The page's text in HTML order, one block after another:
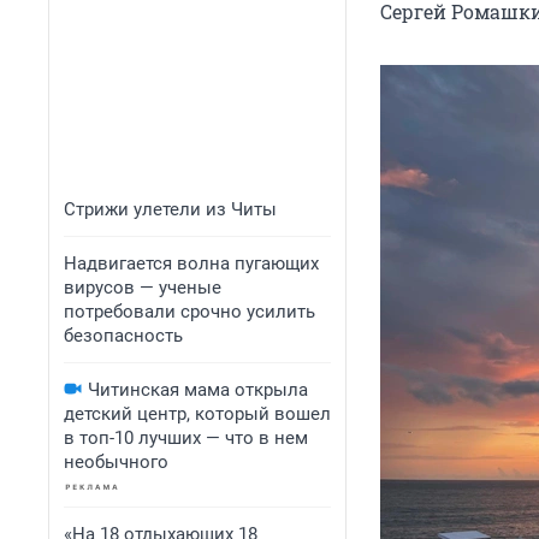
Стрижи улетели из Читы
Надвигается волна пугающих
вирусов — ученые
потребовали срочно усилить
безопасность
Читинская мама открыла
детский центр, который вошел
в топ-10 лучших — что в нем
необычного
«На 18 отдыхающих 18
Сергей